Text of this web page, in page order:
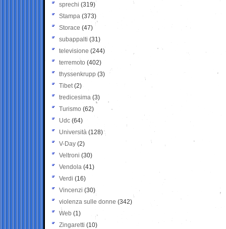
sprechi (319)
Stampa (373)
Storace (47)
subappalti (31)
televisione(244)
terremoto (402)
thyssenkrupp (3)
Tibet(2)
tredicesima (3)
Turismo (62)
Udc (64)
Università (128)
V-Day (2)
Veltroni (30)
Vendola (41)
Verdi (16)
Vincenzi (30)
violenza sulle donne (342)
Web (1)
Zingaretti (10)